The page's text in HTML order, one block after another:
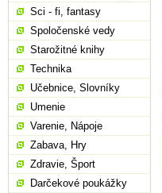
Sci - fi, fantasy
Spoločenské vedy
Starožitné knihy
Technika
Učebnice, Slovníky
Umenie
Varenie, Nápoje
Zabava, Hry
Zdravie, Šport
Darčekové poukážky